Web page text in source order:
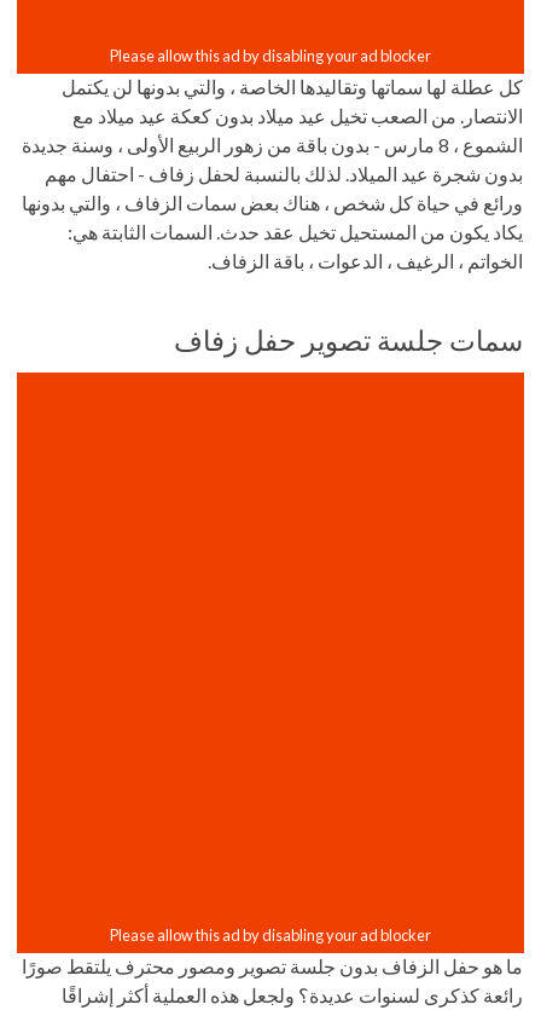
كل عطلة لها سماتها وتقاليدها الخاصة ، والتي بدونها لن يكتمل
الانتصار. من الصعب تخيل عيد ميلاد بدون كعكة عيد ميلاد مع
الشموع ، 8 مارس - بدون باقة من زهور الربيع الأولى ، وسنة جديدة
بدون شجرة عيد الميلاد. لذلك بالنسبة لحفل زفاف - احتفال مهم
ورائع في حياة كل شخص ، هناك بعض سمات الزفاف ، والتي بدونها
يكاد يكون من المستحيل تخيل عقد حدث. السمات الثابتة هي:
الخواتم ، الرغيف ، الدعوات ، باقة الزفاف.
سمات جلسة تصوير حفل زفاف
ما هو حفل الزفاف بدون جلسة تصوير ومصور محترف يلتقط صورًا
رائعة كذكرى لسنوات عديدة؟ ولجعل هذه العملية أكثر إشراقًا